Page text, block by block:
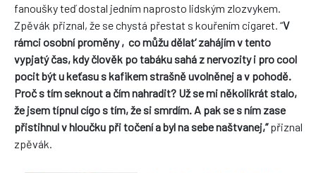
fanoušky teď dostal jedním naprosto lidským zlozvykem.
Zpěvák přiznal, že se chystá přestat s kouřením cigaret. “V
rámci osobní proměny ‚co můžu dělat‘ zahájím v tento
vypjatý čas, kdy člověk po tabáku sahá z nervozity i pro cool
pocit být u keťasu s kafikem strašně uvolněnej a v pohodě.
Proč s tím seknout a čím nahradit? Už se mi několikrát stalo,
že jsem típnul cígo s tím, že si smrdím. A pak se s ním zase
přistihnul v hloučku při točení a byl na sebe naštvanej,”přiznal
zpěvák.